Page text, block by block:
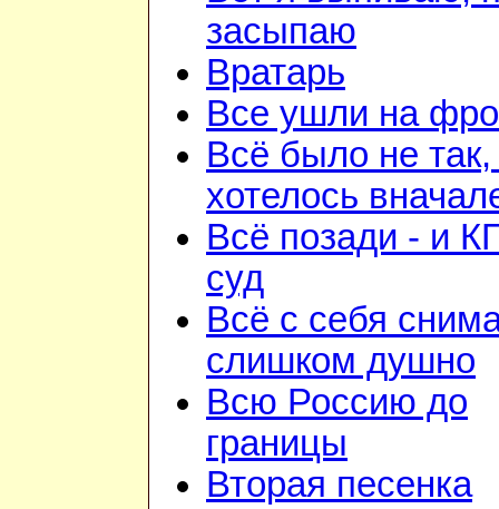
засыпаю
Вратарь
Все ушли на
Всё было не так,
хотелось
Всё позади - и
суд
Всё с себя
слишком душно
Всю Россию до
границы
Вторая песенка